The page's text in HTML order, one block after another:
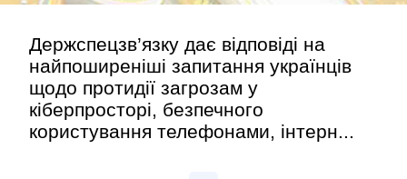
Держспецзв’язку дає відповіді на
найпоширеніші запитання українців
щодо протидії загрозам у
кіберпросторі, безпечного
користування телефонами, інтерн...
Контакт»